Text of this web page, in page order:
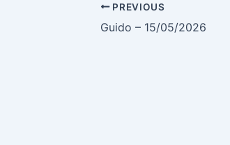
PREVIOUS
Guido – 15/05/2026